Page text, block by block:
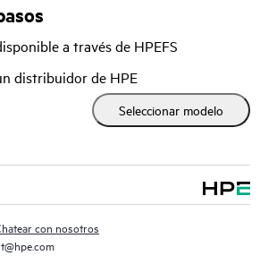
a través de HPEFS
distribuidor de HPE
Seleccionar modelo
con nosotros